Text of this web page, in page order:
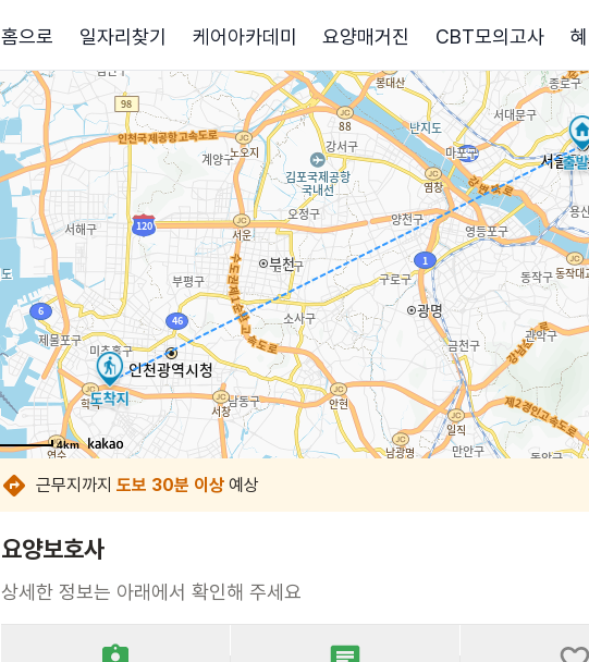
홈으로 일자리찾기 케어아카데미 요양매거진 CBT모의고사
4km
4km
4km
4km
4km
4km
4km
4km
근무지까지 도보 30분 이상 예상
요양보호사
상세한 정보는 아래에서 확인해 주세요